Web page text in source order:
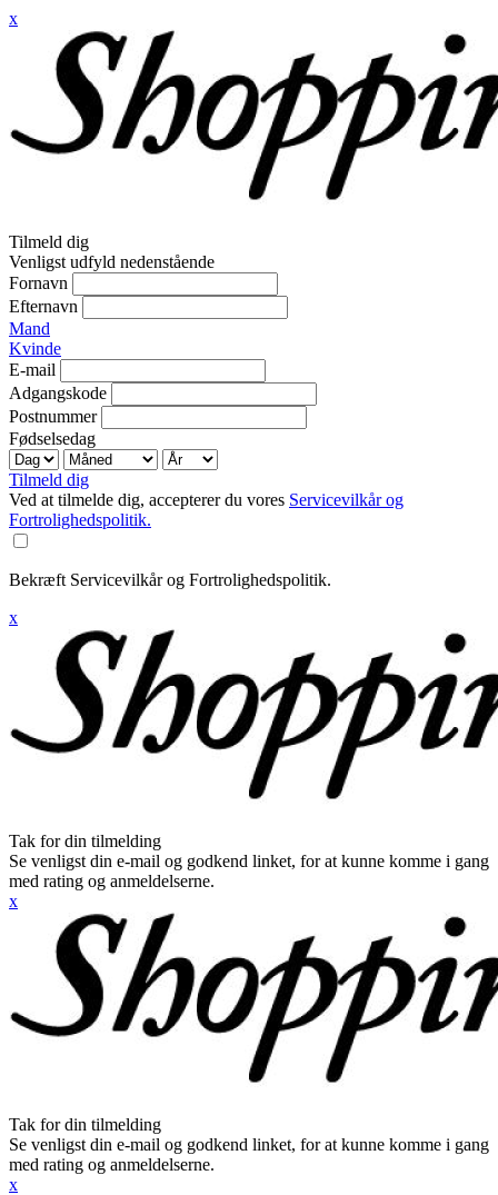
x
Tilmeld dig
Venligst udfyld nedenstående
Fornavn
Efternavn
Mand
Kvinde
E-mail
Adgangskode
Postnummer
Fødselsedag
Tilmeld dig
Ved at tilmelde dig, accepterer du vores Servicevilkår og
Fortrolighedspolitik.
Bekræft Servicevilkår og Fortrolighedspolitik.
x
Tak for din tilmelding
Se venligst din e-mail og godkend linket, for at kunne komme i gang
med rating og anmeldelserne.
x
Tak for din tilmelding
Se venligst din e-mail og godkend linket, for at kunne komme i gang
med rating og anmeldelserne.
x